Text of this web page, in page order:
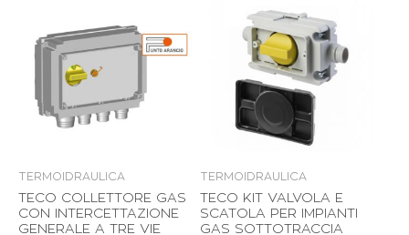
TERMOIDRAULICA
TECO COLLETTORE GAS
CON INTERCETTAZIONE
GENERALE A TRE VIE
TERMOIDRAULICA
TECO KIT VALVOLA E
SCATOLA PER IMPIANTI
GAS SOTTOTRACCIA